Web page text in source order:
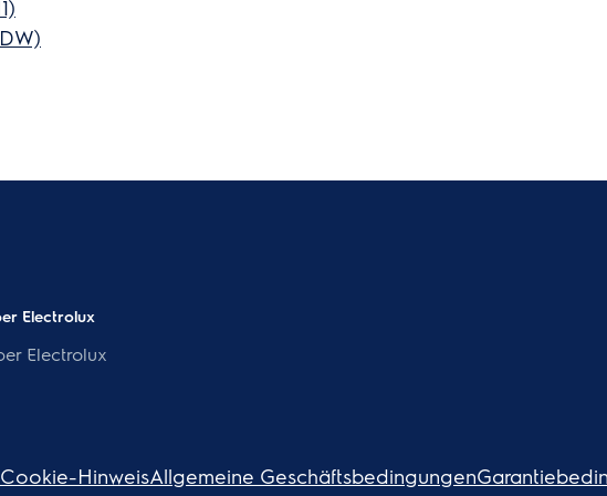
Electrolux
Electrolux
Cookie-HinweisAllgemeine Geschäftsbedingungen